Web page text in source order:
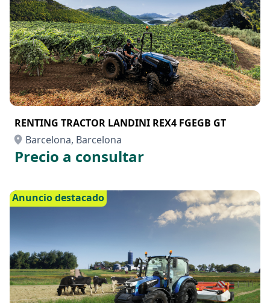
RENTING TRACTOR LANDINI REX4 FGEGB GT
Barcelona, Barcelona
Precio a consultar
Anuncio destacado